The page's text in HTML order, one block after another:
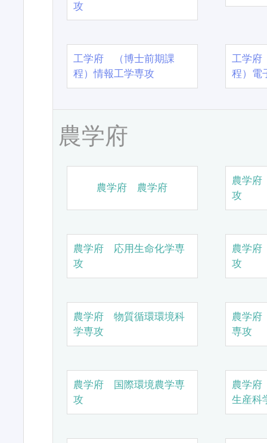
攻
工学府 （博士前期課
程）情報工学専攻
工学
程）電
農学府
農学府 農学府
農学
攻
農学府 応用生命化学専
攻
農学
攻
農学府 物質循環環境科
学専攻
農学
専攻
農学府 国際環境農学専
攻
農学
生産科